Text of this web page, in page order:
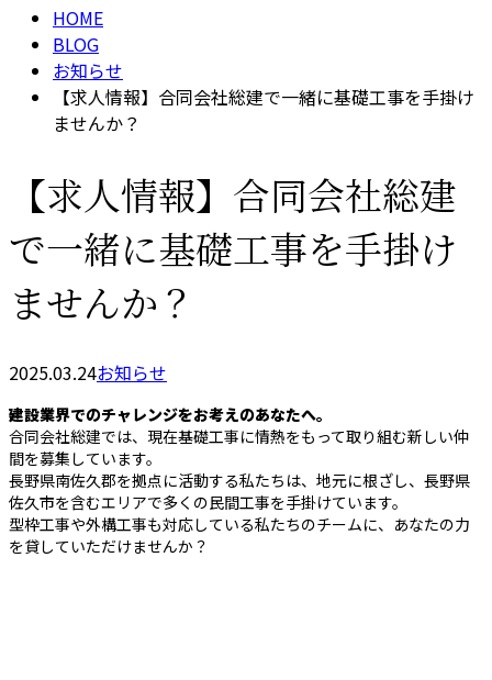
HOME
BLOG
お知らせ
【求人情報】合同会社総建で一緒に基礎工事を手掛け
ませんか？
【求人情報】合同会社総建
で一緒に基礎工事を手掛け
ませんか？
2025.03.24お知らせ
建設業界でのチャレンジをお考えのあなたへ。
合同会社総建では、現在基礎工事に情熱をもって取り組む新しい仲
間を募集しています。
長野県南佐久郡を拠点に活動する私たちは、地元に根ざし、長野県
佐久市を含むエリアで多くの民間工事を手掛けています。
型枠工事や外構工事も対応している私たちのチームに、あなたの力
を貸していただけませんか？